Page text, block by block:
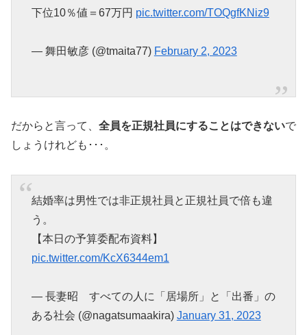
下位10％値＝67万円 pic.twitter.com/TOQgfKNiz9
— 舞田敏彦 (@tmaita77) February 2, 2023
だからと言って、 全員を正規社員にすることはできないで
しょうけれども･･･。
結婚率は男性では非正規社員と正規社員で倍も違
う。
【本日の予算委配布資料】
pic.twitter.com/KcX6344em1
— 長妻昭 すべての人に「居場所」と「出番」の
ある社会 (@nagatsumaakira) January 31, 2023